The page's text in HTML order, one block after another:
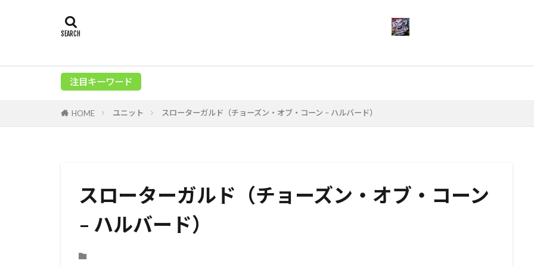
注目キーワード
HOME ユニット スローターガルド（チョーズン・オブ・コーン – ハルバード）
スローターガルド（チョーズン・オブ・コーン
– ハルバード）